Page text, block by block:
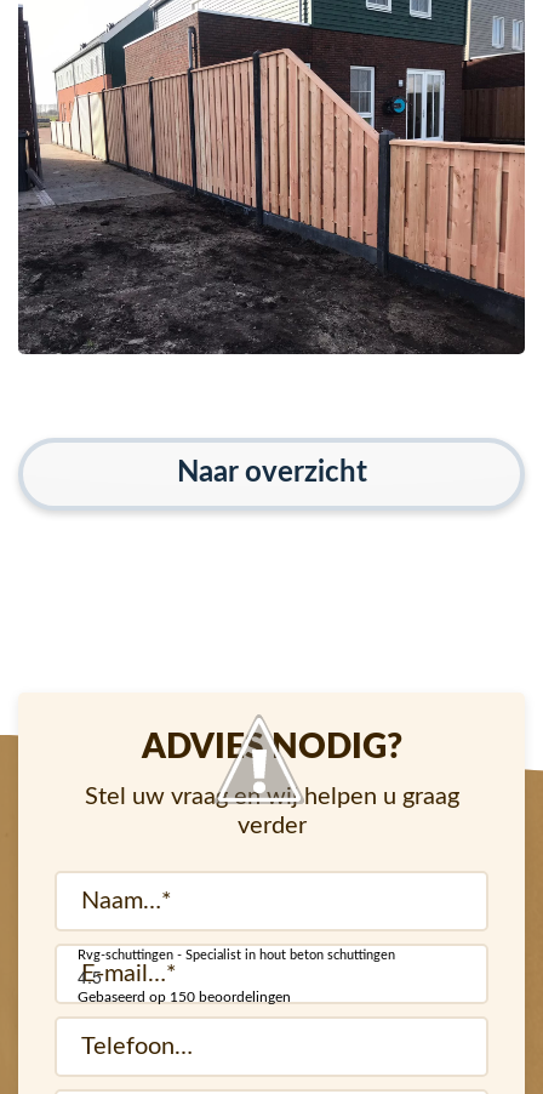
Naar overzicht
ADVIES NODIG?
Stel uw vraag en wij helpen u graag
verder
Naam
(Vereist)
mail
(Vereist)
Telefoon…
(Vereist)
Rvg-schuttingen - Specialist in hout beton schuttingen
4.5
Gebaseerd op 150 beoordelingen